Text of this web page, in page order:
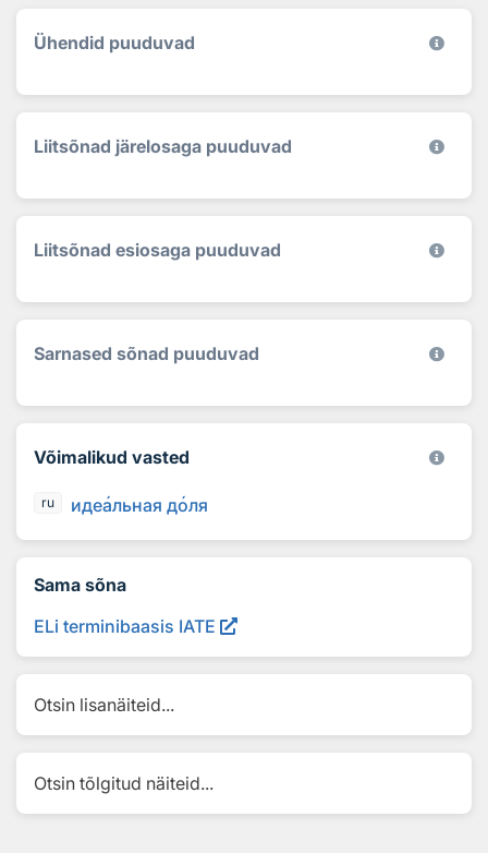
Ühendid puuduvad
Liitsõnad järelosaga puuduvad
Liitsõnad esiosaga puuduvad
Sarnased sõnad puuduvad
Võimalikud vasted
ru идеальная доля
Sama sõna
ELi terminibaasis IATE
Otsin lisanäiteid...
Otsin tõlgitud näiteid...